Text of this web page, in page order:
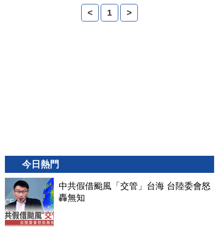
< 1 >
今日熱門
中共假借颱風「交管」台海 台陸委會怒
轟無知